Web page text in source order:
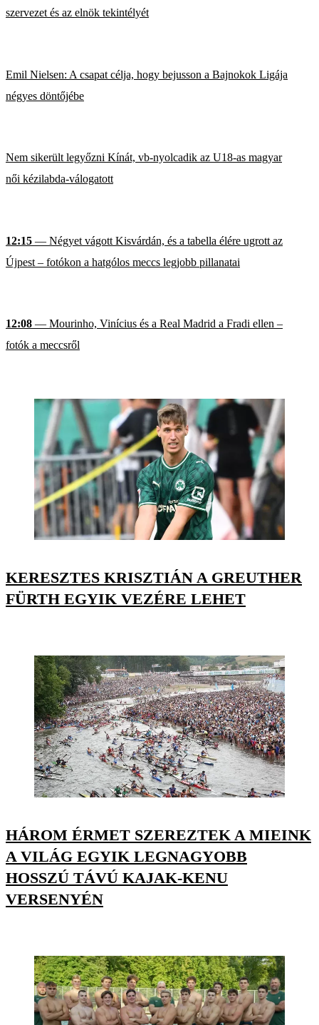
szervezet és az elnök tekintélyét
Emil Nielsen: A csapat célja, hogy bejusson a Bajnokok Ligája
négyes döntőjébe
Nem sikerült legyőzni Kínát, vb-nyolcadik az U18-as magyar
női kézilabda-válogatott
12:15 — Négyet vágott Kisvárdán, és a tabella élére ugrott az
Újpest – fotókon a hatgólos meccs legjobb pillanatai
12:08 — Mourinho, Vinícius és a Real Madrid a Fradi ellen –
fotók a meccsről
KERESZTES KRISZTIÁN A GREUTHER
FÜRTH EGYIK VEZÉRE LEHET
HÁROM ÉRMET SZEREZTEK A MIEINK
A VILÁG EGYIK LEGNAGYOBB
HOSSZÚ TÁVÚ KAJAK-KENU
VERSENYÉN